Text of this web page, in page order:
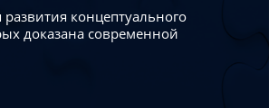
концептуального
доказана современной